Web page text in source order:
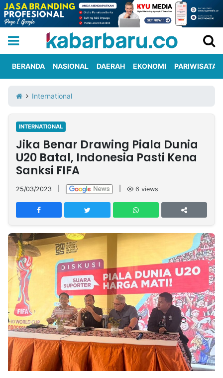
Iklan
Berita
Kami
Nasional
International
Olahraga
Entertainment
Daerah
Pariwisata
Kuliner
Kolom
Network
PT
TREETAN
INDONESIA
Partner
Insight
NTB
Suara
Time
Lens
IDN
Daily
Jogja
Jalan
Rakyat
Idealita
News
Kita
Notice
Dinamikapost.com
Radar
Baru
Seedbacklink
Follow
Kabarbaru
BERANDA NASIONAL DAERAH EKONOMI PARIWISATA
International
INTERNATIONAL
Jika Benar Drawing Piala Dunia
U20 Batal, Indonesia Pasti Kena
Sanksi FIFA
25/03/2023 6 views